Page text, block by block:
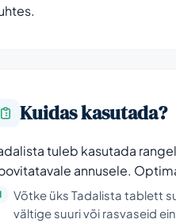
Kuidas kasutada?
tuleb kasutada
annusele.
Võtke üks Tadalista tablett
vältige suuri või rasvaseid